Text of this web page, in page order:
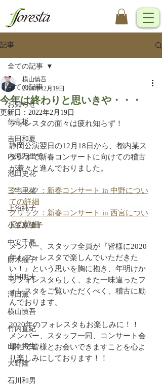
記事
全ての記事
お知らせ
伝言板
吉田和夏
内海万里子
池田史花
三宅里菜
上沼純子
小笠原優子
中安千晶
財木麗子
吉田明未
澤田薫
横山慎吾
竹内直紀
山本将生
大野隆
石川和男
全ての記事
今年は終わりと思いきや・・・
横山慎吾
2019年12月19日
更新日： 2022年2月19日
フォレスタの面々は疲れ知らず！
静岡公演翌日の12月18日から、都内某ス
タジオで新春コンサートに向けての稽古
が着々と進んでおりました。
クリック：新春コンサート in 中野につい
ての詳細
クリック：新春コンサート in 西宮につい
ての詳細
メンバー、スタッフ全員が『皆様に2020
年もフォレスタで楽しんでいただきた
い！』という思いを胸に抱き、年明けか
らフォレスタらしく、また一味違ったフ
ォレスタをご覧いただくべく、稽古に励
んでおります。
2020年のフォレスタもお楽しみに！！
メンバー、スタッフ一同、コンサート会
場にて皆様とお会いできますことを心よ
り楽しみにしております！！